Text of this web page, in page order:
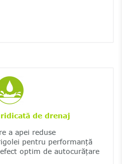
de drenaj
a apei reduse
pentru performanță
optim de autocurățare